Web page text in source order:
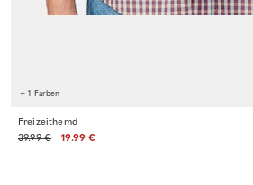
+ 1 Farben
Freizeithemd
39.99 €
19.99 €